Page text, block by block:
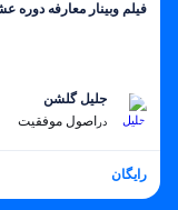
فیلم وبینار معارفه
جلیل گلشن
در اصول موفقیت
رایگان